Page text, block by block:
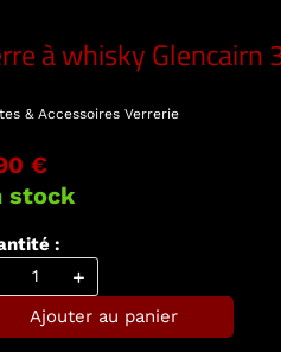
à whisky Glencairn
& Accessoires Verrerie
€
stock
:
+
Ajouter au panier